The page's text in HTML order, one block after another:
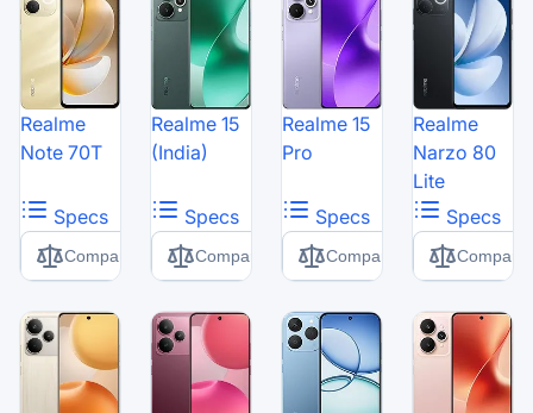
Realme
Note 70T
Specs
Comparer
Realme 15
(India)
Specs
Comparer
Realme 15
Pro
Specs
Comparer
Realme
Narzo 80
Lite
Specs
Comparer